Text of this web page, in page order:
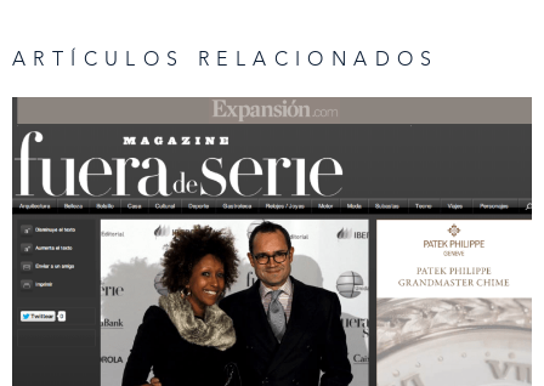
ARTÍCULOS RELACIONADOS